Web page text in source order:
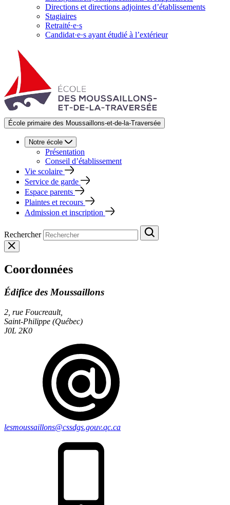
Directions et directions adjointes d’établissements
Stagiaires
Retraité·e·s
Candidat·e·s ayant étudié à l’extérieur
École primaire des Moussaillons-et-de-la-Traversée
Notre école
Présentation
Conseil d’établissement
Vie scolaire
Service de garde
Espace parents
Plaintes et recours
Admission et inscription
Rechercher
Coordonnées
Édifice des Moussaillons
2, rue Foucreault,
Saint-Philippe (Québec)
J0L 2K0
lesmoussaillons@cssdgs.gouv.qc.ca